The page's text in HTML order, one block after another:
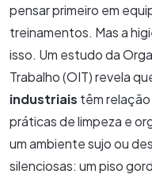
pensar primeiro em
treinamentos. Mas a
isso. Um estudo da
Trabalho (OIT) revela
industriais têm
práticas de limpeza e
um ambiente sujo ou
silenciosas: um piso